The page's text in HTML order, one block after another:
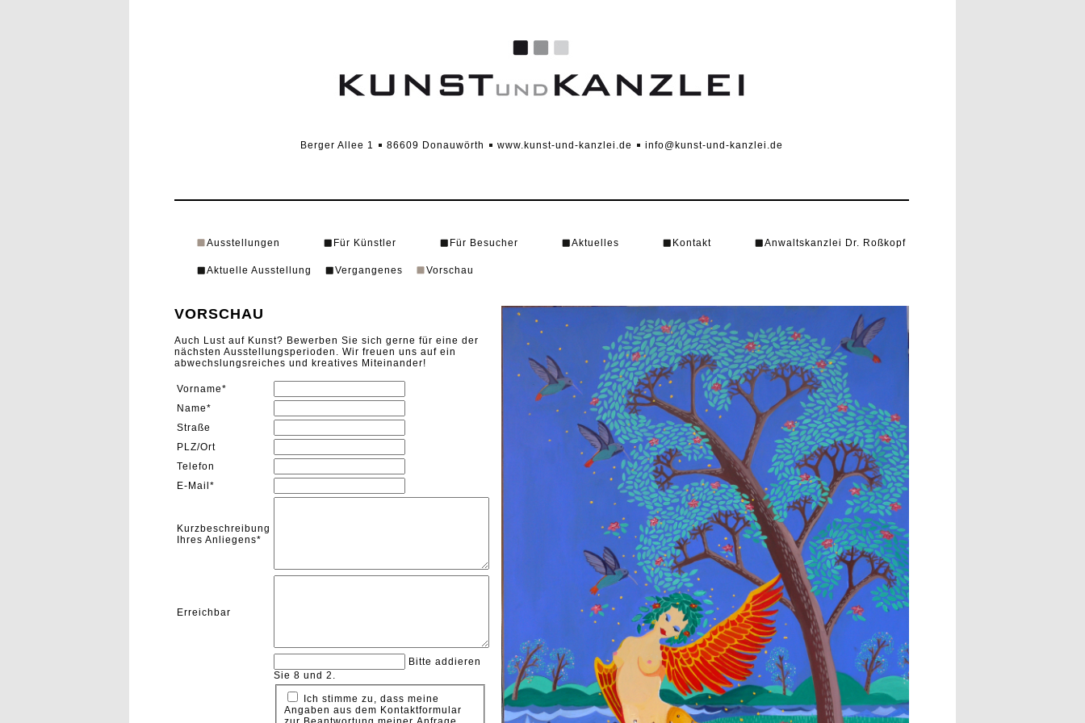
Berger Allee 1 86609 Donauwörth www.kunst-und-kanzlei.de info@kunst-und-kanzlei.de
Ausstellungen
Aktuelle Ausstellung Vergangenes Vorschau
Für Künstler Für Besucher Aktuelles Kontakt Anwaltskanzlei Dr. Roßkopf
VORSCHAU
Auch Lust auf Kunst? Bewerben Sie sich gerne für eine der
nächsten Ausstellungsperioden. Wir freuen uns auf ein
abwechslungsreiches und kreatives Miteinander!
Vorname*
Name*
Straße
PLZ/Ort
Telefon
E-Mail *
Kurzbeschreibung
Ihres Anliegens*
Erreichbar
Bitte addieren
Sie 8 und 2.
Ich stimme zu, dass meine
Angaben aus dem Kontaktformular